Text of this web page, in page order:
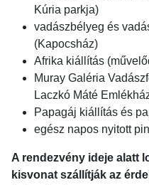
Kúria parkja)
vadászbélyeg és
(Kapocsház)
Afrika kiállítás
Muray Galéria
Laczkó Máté
Papagáj kiállítás és
egész napos nyitott
A rendezvény ideje alatt
kisvonat szállítják az